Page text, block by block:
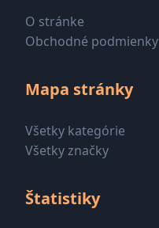
O stránke
Obchodné podmienky
Mapa stránky
Všetky kategórie
Všetky značky
Štatistiky